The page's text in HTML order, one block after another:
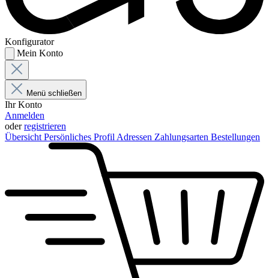
Konfigurator
Mein Konto
Menü schließen
Ihr Konto
Anmelden
oderregistrieren
Übersicht Persönliches Profil Adressen Zahlungsarten Bestellungen